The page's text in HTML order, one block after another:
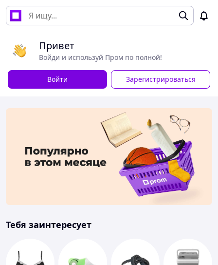
Привет
Войди и используй Пром по полной!
Войти Зарегистрироваться
Тебя заинтересует